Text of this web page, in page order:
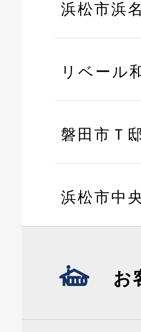
浜松市浜
リベール
磐田市Ｔ
浜松市中
お